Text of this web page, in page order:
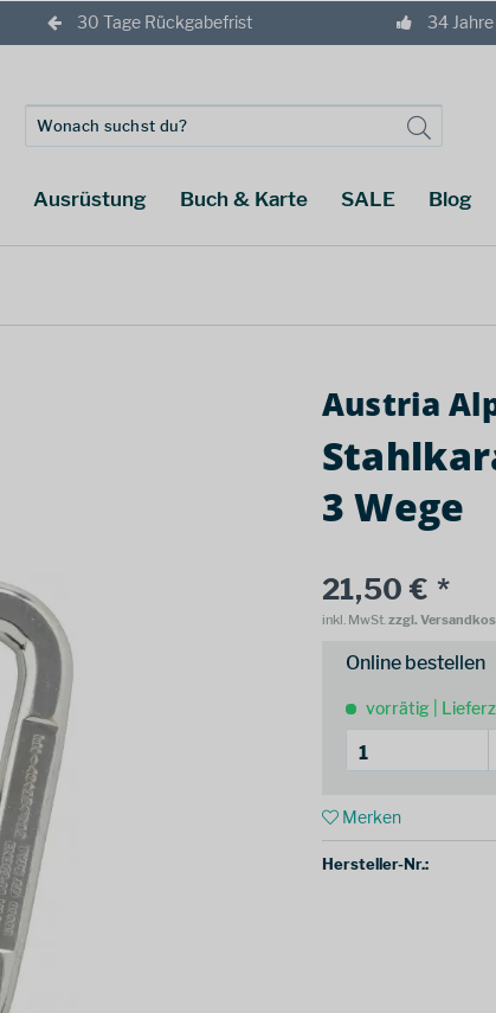
30 Tage Rückgabefrist 34
Ausrüstung Buch & Karte SALE Blog
Austria
3 Wege
21,50 € *
inkl. MwSt.zzgl.
Online bestellen
vorrätig |
Merken
Hersteller-Nr.: